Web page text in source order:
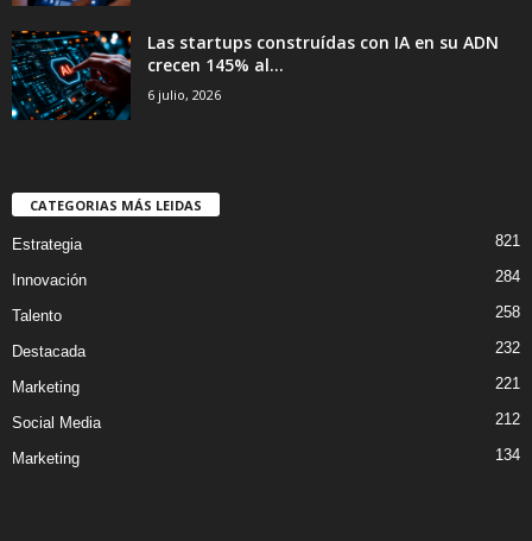
Las startups construídas con IA en su ADN
crecen 145% al...
6 julio, 2026
CATEGORIAS MÁS LEIDAS
Estrategia 821
Innovación 284
Talento 258
Destacada 232
Marketing 221
Social Media 212
Marketing 134